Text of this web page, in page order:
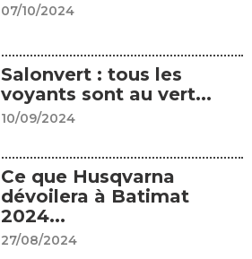
07/10/2024
Salonvert : tous les
voyants sont au vert...
10/09/2024
Ce que Husqvarna
dévoilera à Batimat
2024...
27/08/2024